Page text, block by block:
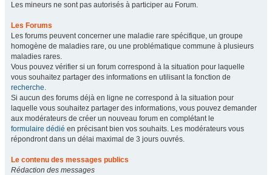
Les mineurs ne sont pas autorisés à participer au Forum.
Les Forums
Les forums peuvent concerner une maladie rare spécifique, un groupe
homogène de maladies rare, ou une problématique commune à plusieurs
maladies rares.
Vous pouvez vérifier si un forum correspond à la situation pour laquelle
vous souhaitez partager des informations en utilisant la fonction de
recherche.
Si aucun des forums déjà en ligne ne correspond à la situation pour
laquelle vous souhaitez partager des informations, vous pouvez demander
aux modérateurs de créer un nouveau forum en complétant le
formulaire dédié en précisant bien vos souhaits. Les modérateurs vous
répondront dans un délai maximal de 3 jours ouvrés.
Le contenu des messages publics
Rédaction des messages